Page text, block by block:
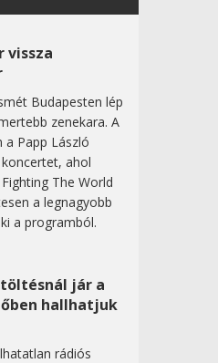
vissza
Budapesten lép
zenekara. A
a Papp László
ahol
The World
a legnagyobb
a programból.
jár a
hallhatjuk
rádiós